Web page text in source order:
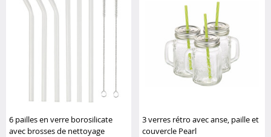
6 pailles en verre borosilicate
avec brosses de nettoyage
3 verres rétro avec anse, paille et
couvercle Pearl